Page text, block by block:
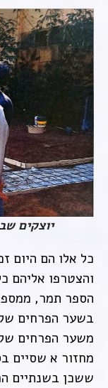
יוצקים
כל אלו הם היום
והצטרפו אליהם
הספר תמר,
בשער הפרחים
משער הפרחים
מחזור א שסיים
ששכן בשנתיים